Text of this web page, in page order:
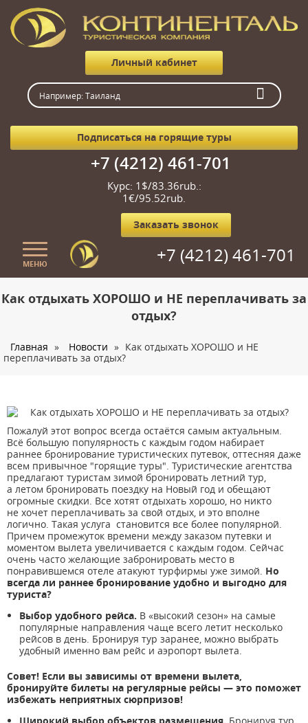
Личный кабинет
Подписаться на горящие туры
+7 (4212) 461-701
Курс: 1$/83.36rub.:
1€/95.52rub.
Заказать звонок
МЕНЮ +7 (4212) 461-701
Туры
Корпоративное обслуживание
Новости
Контакты
Как отдыхать ХОРОШО и НЕ переплачивать за
отдых?
Главная » Новости » Как отдыхать ХОРОШО и НЕ
переплачивать за отдых?
Пожалуй этот вопрос всегда остаётся самым актуальным.
Всё большую популярность с каждым годом набирает
раннее бронирование туристических путевок, оттесняя даже
всем привычное "горящие туры". Туристические агентства
предлагают туристам зимой бронировать летний тур,
а летом бронировать поездку на Новый год и обещают
огромные скидки. Все хотят отдыхать хорошо, но никто
не хочет переплачивать за свой отдых, и это вполне
логично. Такая услуга становится все более популярной.
Причем промежуток времени между заказом путевки и
моментом вылета увеличивается с каждым годом. Сейчас
очень часто желающие забронировать место в
понравившемся отеле атакуют турфирмы уже зимой. Но
всегда ли раннее бронирование удобно и выгодно для
туриста?
Выбор удобного рейса. В «высокий сезон» на самые
популярные направления чаще всего летит несколько
рейсов в день. Бронируя тур заранее, можно выбрать
удобный именно вам рейс и аэропорт вылета.
Совет! Если вы зависимы от времени вылета,
бронируйте билеты на регулярные рейсы — это поможет
избежать неприятных сюрпризов!